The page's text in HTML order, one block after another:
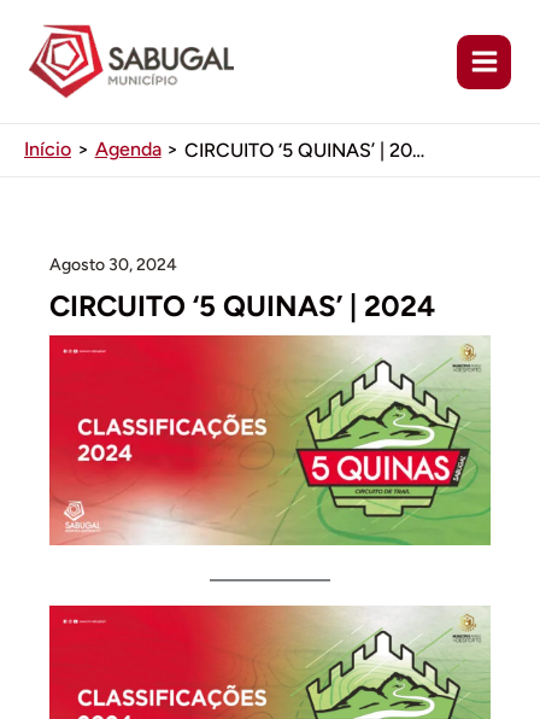
conteúdo
Início Agenda CIRCUITO ‘5 QUINAS’ | 2024
Agosto 30, 2024
CIRCUITO ‘5 QUINAS’ | 2024